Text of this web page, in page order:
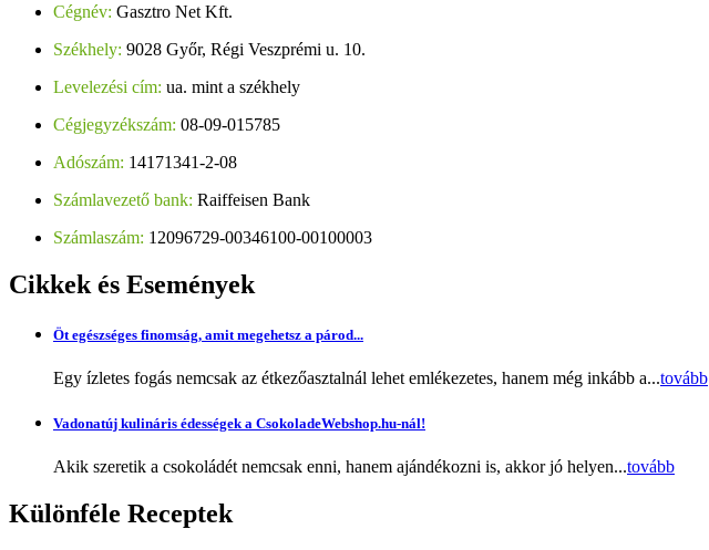
Cégnév: Gasztro Net Kft.
Székhely: 9028 Győr, Régi Veszprémi u. 10.
Levelezési cím: ua. mint a székhely
Cégjegyzékszám: 08-09-015785
Adószám: 14171341-2-08
Számlavezető bank: Raiffeisen Bank
Számlaszám: 12096729-00346100-00100003
Cikkek és Események
Öt egészséges finomság, amit megehetsz a párod...
Egy ízletes fogás nemcsak az étkezőasztalnál lehet emlékezetes, hanem még inkább a...tovább
Vadonatúj kulináris édességek a CsokoladeWebshop.hu-nál!
Akik szeretik a csokoládét nemcsak enni, hanem ajándékozni is, akkor jó helyen...tovább
Különféle Receptek